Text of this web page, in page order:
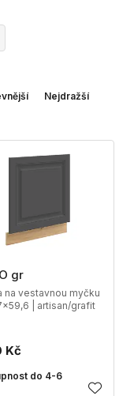
Nejdražší
gr
na vestavnou myčku
| artisan/grafit
Kč
do 4-6